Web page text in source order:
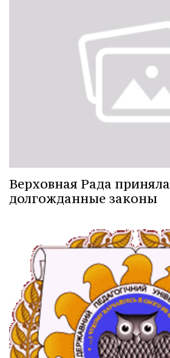
Верховная Рада приняла
долгожданные законы